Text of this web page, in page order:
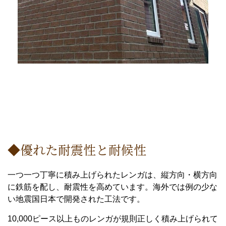
◆優れた耐震性と耐候性
一つ一つ丁寧に積み上げられたレンガは、縦方向・横方向
に鉄筋を配し、耐震性を高めています。海外では例の少な
い地震国日本で開発された工法です。
10,000ピース以上ものレンガが規則正しく積み上げられて